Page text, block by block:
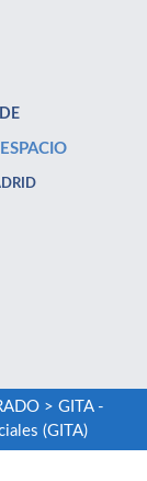
> GITA -
(GITA)